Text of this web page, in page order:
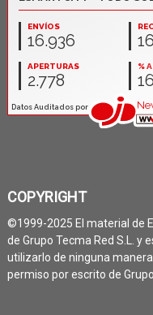
COPYRIGHT
©1999-2025 El material de
de Grupo Tecma Red S.L. y
utilizarlo de ninguna
permiso por escrito de